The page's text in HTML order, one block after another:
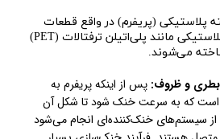
پس از اینکه پریفرم به
است که به سرعت خنک شود تا شکل آن
از سیستم‌های خنک‌کننده‌ای انجام می‌شود